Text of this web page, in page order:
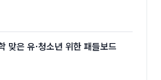
맞은 유·청소년 위한 패들보드